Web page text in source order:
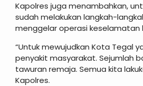
Kapolres juga menambahkan,
sudah melakukan langkah-
menggelar operasi keselamatan
“Untuk mewujudkan Kota Tegal
penyakit masyarakat. Sejumlah
tawuran remaja. Semua kita
Kapolres.